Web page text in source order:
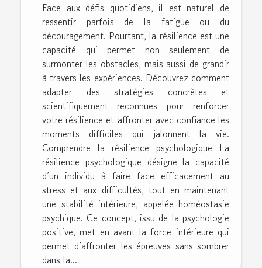
Face aux défis quotidiens, il est naturel de
ressentir parfois de la fatigue ou du
découragement. Pourtant, la résilience est une
capacité qui permet non seulement de
surmonter les obstacles, mais aussi de grandir
à travers les expériences. Découvrez comment
adapter des stratégies concrètes et
scientifiquement reconnues pour renforcer
votre résilience et affronter avec confiance les
moments difficiles qui jalonnent la vie.
Comprendre la résilience psychologique La
résilience psychologique désigne la capacité
d’un individu à faire face efficacement au
stress et aux difficultés, tout en maintenant
une stabilité intérieure, appelée homéostasie
psychique. Ce concept, issu de la psychologie
positive, met en avant la force intérieure qui
permet d’affronter les épreuves sans sombrer
dans la...